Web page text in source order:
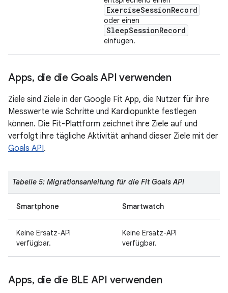
ExerciseSessionRecord
oder einen
SleepSessionRecord
einfügen.
Apps, die die Goals API verwenden
Ziele sind Ziele in der Google Fit App, die Nutzer für ihre
Messwerte wie Schritte und Kardiopunkte festlegen
können. Die Fit-Plattform zeichnet ihre Ziele auf und
verfolgt ihre tägliche Aktivität anhand dieser Ziele mit der
Goals API.
Tabelle 5: Migrationsanleitung für die Fit Goals API
Smartphone Smartwatch
Keine Ersatz-API
verfügbar.
Keine Ersatz-API
verfügbar.
Apps, die die BLE API verwenden